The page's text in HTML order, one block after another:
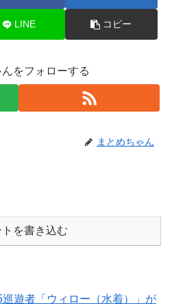
LINE コピー
をフォローする
まとめちゃん
トを書き込む
遊者「ウィロー（水着）」が